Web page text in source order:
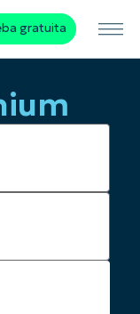
gratuita